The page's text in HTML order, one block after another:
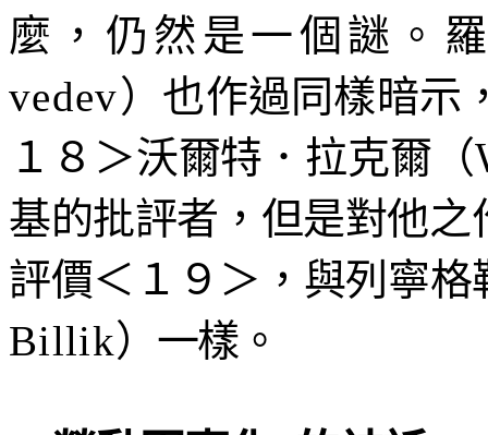
麼，仍然是一個謎。
vedev）也作過同樣暗示
１８＞沃爾特．拉克爾（
基的批評者，但是對他
評價＜１９＞，與列寧
Billik）一樣。